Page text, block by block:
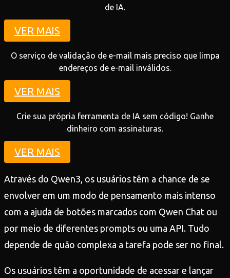
de IA.
VER MAIS
O serviço de validação de e-mail mais preciso que limpa
endereços de e-mail inválidos.
VER MAIS
Crie sua própria ferramenta de IA sem código! Ganhe
dinheiro com assinaturas.
VER MAIS
Através do Qwen3, os usuários têm a chance de se
envolver em um modo de pensamento mais intenso
com a ajuda de botões marcados com Qwen Chat ou
por meio de diferentes prompts ou uma API. Tudo
depende de quão complexa a tarefa pode ser no final.
Os usuários têm a oportunidade de acessar e lançar